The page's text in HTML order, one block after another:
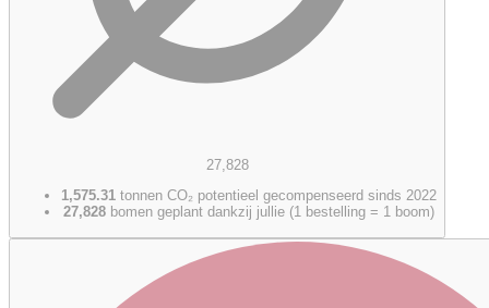
27,828
1,575.31 tonnen CO₂ potentieel gecompenseerd sinds 2022
27,828 bomen geplant dankzij jullie (1 bestelling = 1 boom)